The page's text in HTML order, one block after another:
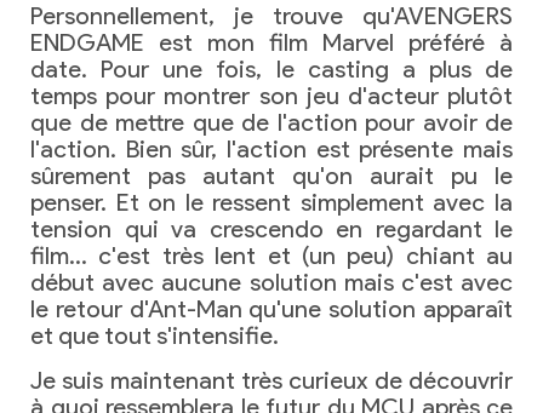
Personnellement, je trouve qu'AVENGERS
ENDGAME est mon film Marvel préféré à
date. Pour une fois, le casting a plus de
temps pour montrer son jeu d'acteur plutôt
que de mettre que de l'action pour avoir de
l'action. Bien sûr, l'action est présente mais
sûrement pas autant qu'on aurait pu le
penser. Et on le ressent simplement avec la
tension qui va crescendo en regardant le
film… c'est très lent et (un peu) chiant au
début avec aucune solution mais c'est avec
le retour d'Ant-Man qu'une solution apparaît
et que tout s'intensifie.
Je suis maintenant très curieux de découvrir
à quoi ressemblera le futur du MCU après ce